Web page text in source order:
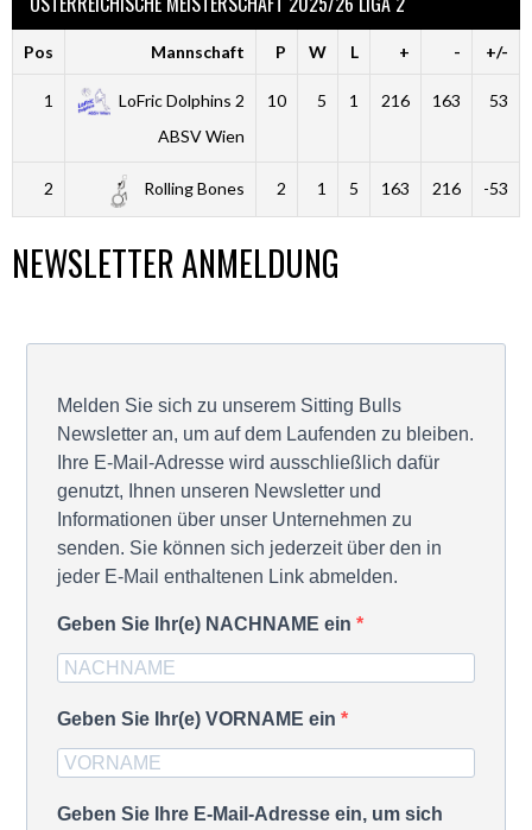
Pos Mannschaft P W L + - +/-
1
LoFric Dolphins 2
ABSV Wien
10 5 1 216 163 53
2 Rolling Bones 2 1 5 163 216 -53
NEWSLETTER ANMELDUNG
Melden Sie sich zu unserem Sitting Bulls
Newsletter an, um auf dem Laufenden zu bleiben.
Ihre E-Mail-Adresse wird ausschließlich dafür
genutzt, Ihnen unseren Newsletter und
Informationen über unser Unternehmen zu
senden. Sie können sich jederzeit über den in
jeder E-Mail enthaltenen Link abmelden.
Geben Sie Ihr(e) NACHNAME ein
Geben Sie Ihr(e) VORNAME ein
Geben Sie Ihre E-Mail-Adresse ein, um sich